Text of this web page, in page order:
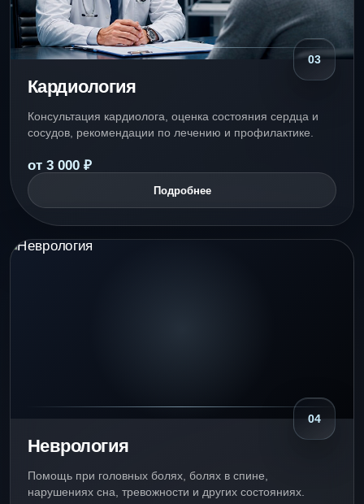
03
Кардиология
Консультация кардиолога, оценка состояния сердца и
сосудов, рекомендации по лечению и профилактике.
от 3 000 ₽
Подробнее
04
Неврология
Помощь при головных болях, болях в спине,
нарушениях сна, тревожности и других состояниях.